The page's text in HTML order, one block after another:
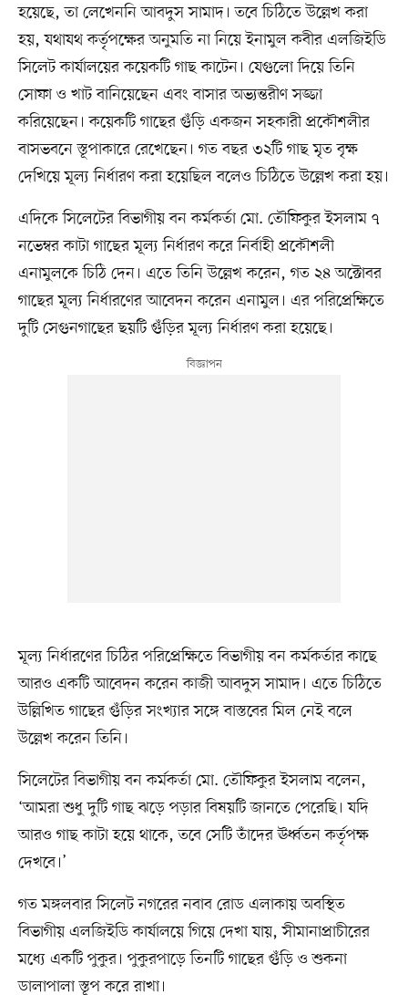
হয়েছে, তা লেখেননি আবদুস সামাদ। তবে চিঠিতে উল্লেখ করা
হয়, যথাযথ কর্তৃপক্ষের অনুমতি না নিয়ে ইনামুল কবীর এলজিইডি
সিলেট কার্যালয়ের কয়েকটি গাছ কাটেন। যেগুলো দিয়ে তিনি
সোফা ও খাট বানিয়েছেন এবং বাসার অভ্যন্তরীণ সজ্জা
করিয়েছেন। কয়েকটি গাছের গুঁড়ি একজন সহকারী প্রকৌশলীর
বাসভবনে স্তূপাকারে রেখেছেন। গত বছর ৩২টি গাছ মৃত বৃক্ষ
দেখিয়ে মূল্য নির্ধারণ করা হয়েছিল বলেও চিঠিতে উল্লেখ করা হয়।
এদিকে সিলেটের বিভাগীয় বন কর্মকর্তা মো. তৌফিকুর ইসলাম ৭
নভেম্বর কাটা গাছের মূল্য নির্ধারণ করে নির্বাহী প্রকৌশলী
এনামুলকে চিঠি দেন। এতে তিনি উল্লেখ করেন, গত ২৪ অক্টোবর
গাছের মূল্য নির্ধারণের আবেদন করেন এনামুল। এর পরিপ্রেক্ষিতে
দুটি সেগুনগাছের ছয়টি গুঁড়ির মূল্য নির্ধারণ করা হয়েছে।
মূল্য নির্ধারণের চিঠির পরিপ্রেক্ষিতে বিভাগীয় বন কর্মকর্তার কাছে
আরও একটি আবেদন করেন কাজী আবদুস সামাদ। এতে চিঠিতে
উল্লিখিত গাছের গুঁড়ির সংখ্যার সঙ্গে বাস্তবের মিল নেই বলে
উল্লেখ করেন তিনি।
সিলেটের বিভাগীয় বন কর্মকর্তা মো. তৌফিকুর ইসলাম বলেন,
‘আমরা শুধু দুটি গাছ ঝড়ে পড়ার বিষয়টি জানতে পেরেছি। যদি
আরও গাছ কাটা হয়ে থাকে, তবে সেটি তাঁদের ঊর্ধ্বতন কর্তৃপক্ষ
দেখবে।’
গত মঙ্গলবার সিলেট নগরের নবাব রোড এলাকায় অবস্থিত
বিভাগীয় এলজিইডি কার্যালয়ে গিয়ে দেখা যায়, সীমানাপ্রাচীরের
মধ্যে একটি পুকুর। পুকুরপাড়ে তিনটি গাছের গুঁড়ি ও শুকনা
ডালাপালা স্তূপ করে রাখা।